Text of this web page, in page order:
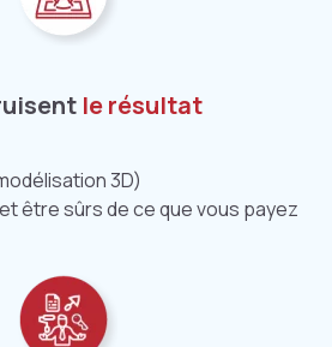
le résultat
3D)
être sûrs de ce que vous payez